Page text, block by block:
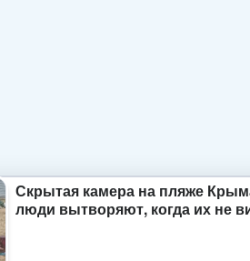
Скрытая камера на пляже
люди вытворяют, когда их не